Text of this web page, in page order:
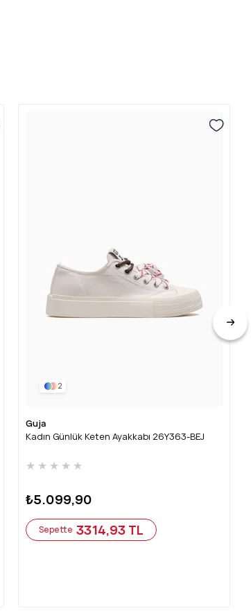
2
Guja
Kadın Günlük Keten Ayakkabı 26Y363-BEJ
★ ★ ★ ★ ★
₺5.099,90
Sepette 3314,93 TL